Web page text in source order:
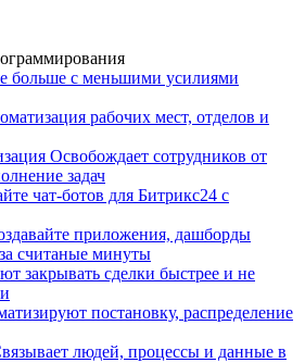
больше с меньшими усилиями
рабочих мест, отделов и
Освобождает сотрудников от
задач
чат-ботов для Битрикс24 с
приложения, дашборды
считаные минуты
закрывать сделки быстрее и не
постановку, распределение
людей, процессы и данные в